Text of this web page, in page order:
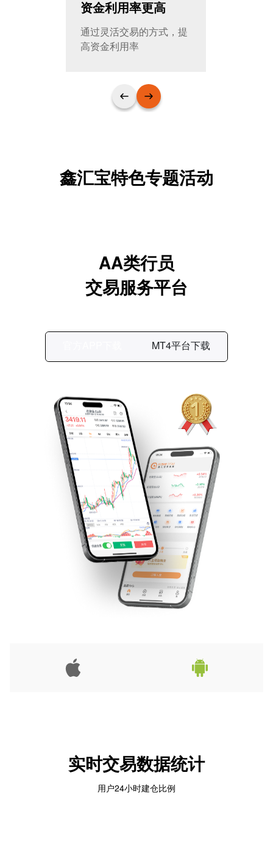
资金利用率更高
通过灵活交易的方式，提
高资金利用率
鑫汇宝特色专题活动
AA类行员
交易服务平台
MT4平台下载
实时交易数据统计
用户24小时建仓比例